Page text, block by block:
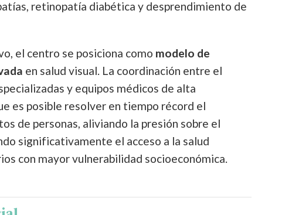
retinopatía diabética y desprendimiento de
el centro se posiciona como modelo de
en salud visual. La coordinación entre el
y equipos médicos de alta
es posible resolver en tiempo récord el
de personas, aliviando la presión sobre el
significativamente el acceso a la salud
con mayor vulnerabilidad socioeconómica.